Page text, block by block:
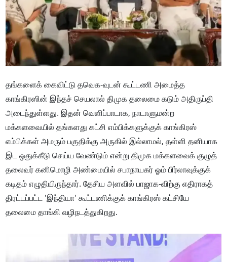
தங்களைக் கைவிட்டு தவெக-வுடன் கூட்டணி அமைத்த
காங்கிரஸின் இந்தச் செயலால் திமுக தலைமை கடும் அதிருப்தி
அடைந்துள்ளது. இதன் வெளிப்பாடாக, நாடாளுமன்ற
மக்களவையில் தங்களது கட்சி எம்பிக்களுக்குக் காங்கிரஸ்
எம்பிக்கள் அமரும் பகுதிக்கு அருகில் இல்லாமல், தள்ளி தனியாக
இட ஒதுக்கீடு செய்ய வேண்டும் என்று திமுக மக்களவைக் குழுத்
தலைவர் கனிமொழி அண்மையில் சபாநாயகர் ஓம் பிர்லாவுக்குக்
கடிதம் எழுதியிருந்தார். தேசிய அளவில் பாஜாக-விற்கு எதிராகத்
திரட்டப்பட்ட 'இந்தியா' கூட்டணிக்குக் காங்கிரஸ் கட்சியே
தலைமை தாங்கி வழிநடத்துகிறது.